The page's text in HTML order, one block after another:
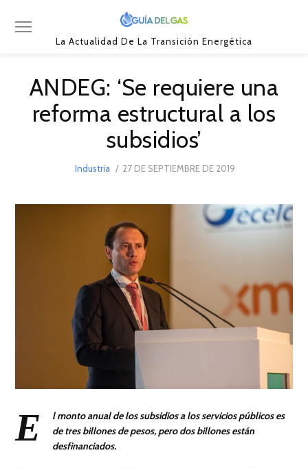
La Actualidad De La Transición Energética
ANDEG: ‘Se requiere una
reforma estructural a los
subsidios’
Industria
POSTED
27 DE SEPTIEMBRE DE 2019
DE
2019
E
l monto anual de los subsidios a los servicios públicos es
de tres billones de pesos, pero dos billones están
desfinanciados.